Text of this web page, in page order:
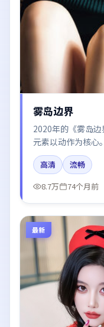
雾岛边界
2020年的《雾岛
元素以动作为核心
张译、白宇、倪妮
尾留白引发讨论。
高清
流畅
8.7万
74个月前
最新